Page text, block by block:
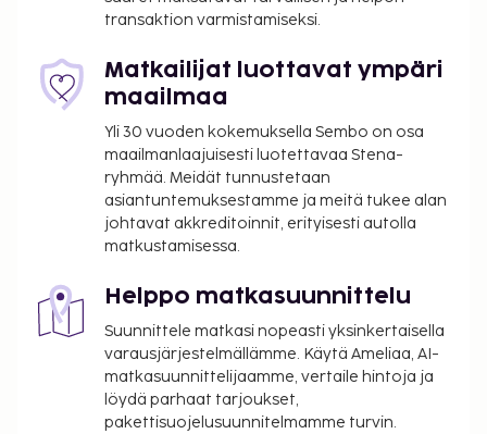
Tämä hotelli tarjoaa asiakkailleen 40 neliömetriä
kokoushuone. Hyödynnä lentokenttäkuljetukset.
Voit rentoutua täyden palvelun kylpylässä, jonka
hierontapalvelut, vartalohoidot ja kasvohoidot.
Paikan päällä on lisäksi ulkouima-allas, höyrysauna
sekä vuokrattavat polkupyörät. Tämän hotellin
palveluihin kuuluu ilmainen langaton internetyhteys,
concierge-palvelut ja lastenvahti (lisämaksusta).
baari/aulabaari. Halutessasi käytössäsi on myös
huonepalvelu. Maksullinen buffetaamiainen
majoituspaikan virallisen tähtiluokituksen on
myöntänyt Ranskan turismin kehitysjärjestö ATOUT.
transaktion varmistamiseksi.
Matkailijat luottavat ympäri
maailmaa
Yli 30 vuoden kokemuksella Sembo on osa
maailmanlaajuisesti luotettavaa Stena-
ryhmää. Meidät tunnustetaan
asiantuntemuksestamme ja meitä tukee alan
johtavat akkreditoinnit, erityisesti autolla
matkustamisessa.
Helppo matkasuunnittelu
Suunnittele matkasi nopeasti yksinkertaisella
varausjärjestelmällämme. Käytä Ameliaa, AI-
matkasuunnittelijaamme, vertaile hintoja ja
löydä parhaat tarjoukset,
pakettisuojelusuunnitelmamme turvin.